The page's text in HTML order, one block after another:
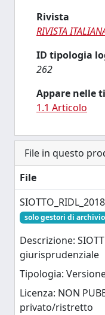
Rivista
RIVISTA
ID tipologia
262
Appare nelle
1.1 Articolo
File in questo
File
solo gestori di archivio
Descrizione:
giurisprudenziale
Tipologia:
Licenza: NON
privato/ristretto